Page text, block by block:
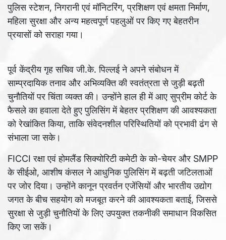
पुलिस स्टेशन, निगरानी एवं मॉनिटरिंग, प्रशिक्षण एवं क्षमता निर्माण,
महिला सुरक्षा और अन्य महत्वपूर्ण पहलुओं पर किए गए बेहतरीन
प्रयासों को सराहा गया।
पूर्व केंद्रीय गृह सचिव जी.के. पिल्लई ने अपने संबोधन में
साम्प्रदायिक तनाव और अभिव्यक्ति की स्वतंत्रता से जुड़ी बढ़ती
चुनौतियों पर चिंता व्यक्त की। उन्होंने हाल ही में आए सुप्रीम कोर्ट के
फैसले का हवाला देते हुए पुलिसिंग में बेहतर प्रशिक्षण की आवश्यकता
को रेखांकित किया, ताकि संवेदनशील परिस्थितियों को प्रभावी ढंग से
संभाला जा सके।
FICCI रक्षा एवं होमलैंड सिक्योरिटी कमेटी के को-चेयर और SMPP
के सीईओ, आशीष कंसल ने आधुनिक पुलिसिंग में बढ़ती जटिलताओं
पर जोर दिया। उन्होंने कानून प्रवर्तन एजेंसियों और भारतीय उद्योग
जगत के बीच सहयोग को मजबूत करने की आवश्यकता बताई, जिससे
सुरक्षा से जुड़ी चुनौतियों के लिए उपयुक्त तकनीकी समाधान विकसित
किए जा सकें।